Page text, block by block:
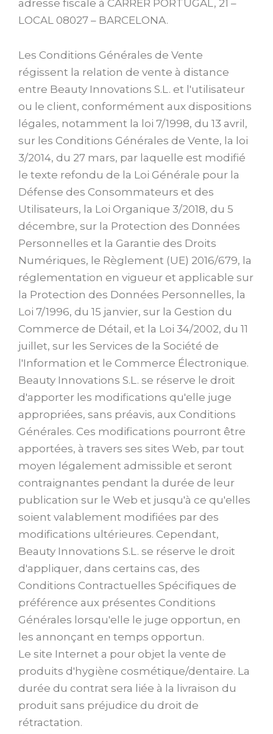
adresse fiscale à CARRER PORTUGAL, 21 –
LOCAL 08027 – BARCELONA.
Les Conditions Générales de Vente
régissent la relation de vente à distance
entre Beauty Innovations S.L. et l'utilisateur
ou le client, conformément aux dispositions
légales, notamment la loi 7/1998, du 13 avril,
sur les Conditions Générales de Vente, la loi
3/2014, du 27 mars, par laquelle est modifié
le texte refondu de la Loi Générale pour la
Défense des Consommateurs et des
Utilisateurs, la Loi Organique 3/2018, du 5
décembre, sur la Protection des Données
Personnelles et la Garantie des Droits
Numériques, le Règlement (UE) 2016/679, la
réglementation en vigueur et applicable sur
la Protection des Données Personnelles, la
Loi 7/1996, du 15 janvier, sur la Gestion du
Commerce de Détail, et la Loi 34/2002, du 11
juillet, sur les Services de la Société de
l'Information et le Commerce Électronique.
Beauty Innovations S.L. se réserve le droit
d'apporter les modifications qu'elle juge
appropriées, sans préavis, aux Conditions
Générales. Ces modifications pourront être
apportées, à travers ses sites Web, par tout
moyen légalement admissible et seront
contraignantes pendant la durée de leur
publication sur le Web et jusqu'à ce qu'elles
soient valablement modifiées par des
modifications ultérieures. Cependant,
Beauty Innovations S.L. se réserve le droit
d'appliquer, dans certains cas, des
Conditions Contractuelles Spécifiques de
préférence aux présentes Conditions
Générales lorsqu'elle le juge opportun, en
les annonçant en temps opportun.
Le site Internet a pour objet la vente de
produits d'hygiène cosmétique/dentaire. La
durée du contrat sera liée à la livraison du
produit sans préjudice du droit de
rétractation.